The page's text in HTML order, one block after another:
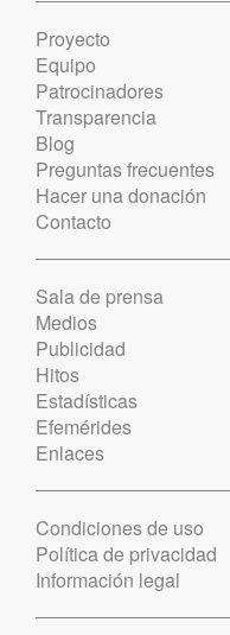
Proyecto
Equipo
Patrocinadores
Transparencia
Blog
Preguntas frecuentes
Hacer una donación
Contacto
Sala de prensa
Medios
Publicidad
Hitos
Estadísticas
Efemérides
Enlaces
Condiciones de uso
Política de privacidad
Información legal